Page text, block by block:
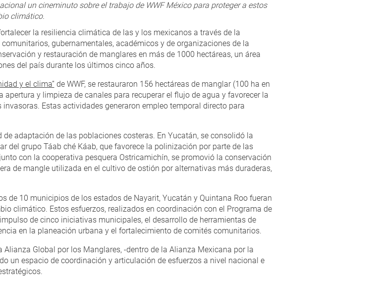
un cineminuto sobre el trabajo de WWF México para proteger a estos
climático.
la resiliencia climática de las y los mexicanos a través de la
gubernamentales, académicos y de organizaciones de la
y restauración de manglares en más de 1000 hectáreas, un área
del país durante los últimos cinco años.
y el clima” de WWF, se restauraron 156 hectáreas de manglar (100 ha en
y limpieza de canales para recuperar el flujo de agua y favorecer la
Estas actividades generaron empleo temporal directo para
adaptación de las poblaciones costeras. En Yucatán, se consolidó la
del grupo Táab ché Káab, que favorece la polinización por parte de las
con la cooperativa pesquera Ostricamichín, se promovió la conservación
de mangle utilizada en el cultivo de ostión por alternativas más duraderas,
de 10 municipios de los estados de Nayarit, Yucatán y Quintana Roo fueran
climático. Estos esfuerzos, realizados en coordinación con el Programa de
de cinco iniciativas municipales, el desarrollo de herramientas de
en la planeación urbana y el fortalecimiento de comités comunitarios.
Global por los Manglares, -dentro de la Alianza Mexicana por la
un espacio de coordinación y articulación de esfuerzos a nivel nacional e